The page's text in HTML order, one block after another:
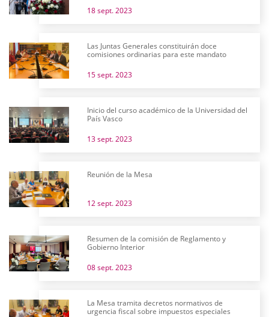
18 sept. 2023
Las Juntas Generales constituirán doce
comisiones ordinarias para este mandato
15 sept. 2023
Inicio del curso académico de la Universidad del
País Vasco
13 sept. 2023
Reunión de la Mesa
12 sept. 2023
Resumen de la comisión de Reglamento y
Gobierno Interior
08 sept. 2023
La Mesa tramita decretos normativos de
urgencia fiscal sobre impuestos especiales